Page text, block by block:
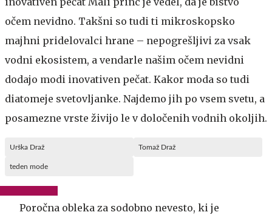
očem nevidno. Takšni so tudi ti mikroskopsko
majhni pridelovalci hrane – nepogrešljivi za vsak
vodni ekosistem, a vendarle našim očem nevidni
dodajo modi inovativen pečat. Kakor moda so tudi
diatomeje svetovljanke. Najdemo jih po vsem svetu, a
posamezne vrste živijo le v določenih vodnih okoljih.
Urška Draž Tomaž Draž
teden mode
Poročna obleka za sodobno nevesto, ki je